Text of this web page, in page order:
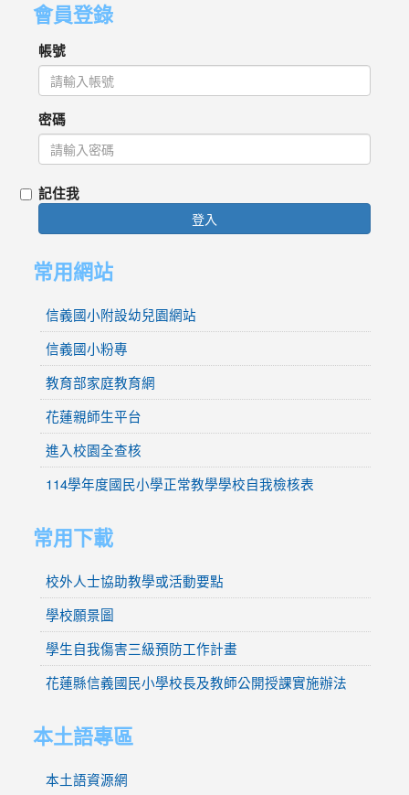
會員登錄
帳號
密碼
記住我
登入
常用網站
信義國小附設幼兒園網站
信義國小粉專
教育部家庭教育網
花蓮親師生平台
進入校園全查核
114學年度國民小學正常教學學校自我檢核表
常用下載
校外人士協助教學或活動要點
學校願景圖
學生自我傷害三級預防工作計畫
花蓮縣信義國民小學校長及教師公開授課實施辦法
本土語專區
本土語資源網